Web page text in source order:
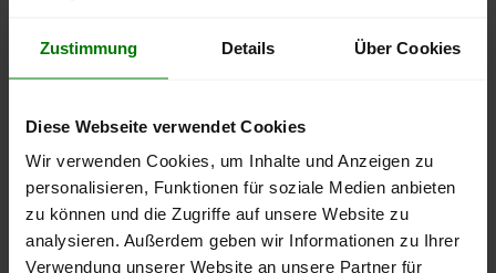
Zustimmung Details Über Cookies
Diese Webseite verwendet Cookies
Wir verwenden Cookies, um Inhalte und Anzeigen zu
personalisieren, Funktionen für soziale Medien anbieten
zu können und die Zugriffe auf unsere Website zu
analysieren. Außerdem geben wir Informationen zu Ihrer
Verwendung unserer Website an unsere Partner für
September
Januar
Mai
300 €
350 €
450 €